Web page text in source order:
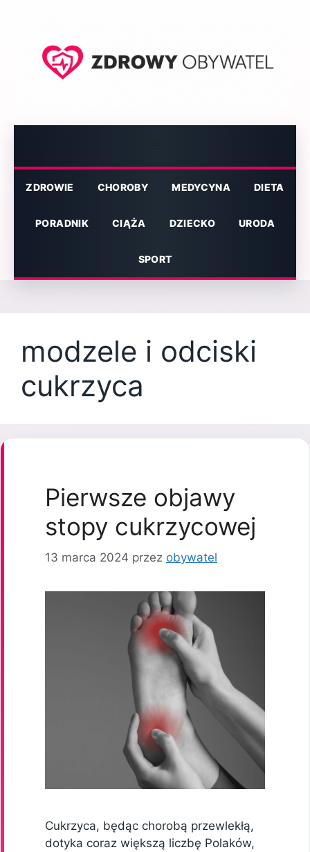
ZDROWIE CHOROBY MEDYCYNA DIETA
PORADNIK CIĄŻA DZIECKO URODA
SPORT
modzele i odciski
cukrzyca
Pierwsze objawy
stopy cukrzycowej
13 marca 2024 przez obywatel
Cukrzyca, będąc chorobą przewlekłą,
dotyka coraz większą liczbę Polaków,